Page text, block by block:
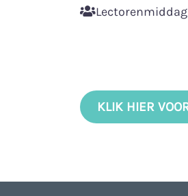
Lectorenmiddag
KLIK HIER